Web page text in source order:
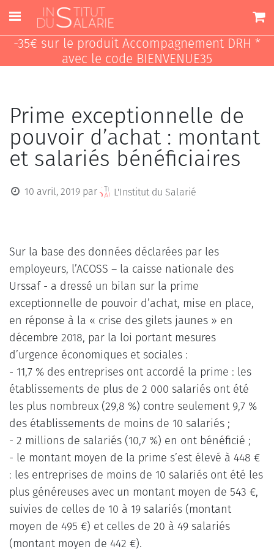
-35€ sur le produit Accompagnement DRH *
avec le code BIENVENUE35
Prime exceptionnelle de
pouvoir d’achat : montant
et salariés bénéficiaires
10 avril, 2019 par L'Institut du Salarié
Sur la base des données déclarées par les
employeurs, l’ACOSS – la caisse nationale des
Urssaf - a dressé un bilan sur la prime
exceptionnelle de pouvoir d’achat, mise en place,
en réponse à la « crise des gilets jaunes » en
décembre 2018, par la loi portant mesures
d’urgence économiques et sociales :
- 11,7 % des entreprises ont accordé la prime : les
établissements de plus de 2 000 salariés ont été
les plus nombreux (29,8 %) contre seulement 9,7 %
des établissements de moins de 10 salariés ;
- 2 millions de salariés (10,7 %) en ont bénéficié ;
- le montant moyen de la prime s’est élevé à 448 €
: les entreprises de moins de 10 salariés ont été les
plus généreuses avec un montant moyen de 543 €,
suivies de celles de 10 à 19 salariés (montant
moyen de 495 €) et celles de 20 à 49 salariés
(montant moyen de 442 €).